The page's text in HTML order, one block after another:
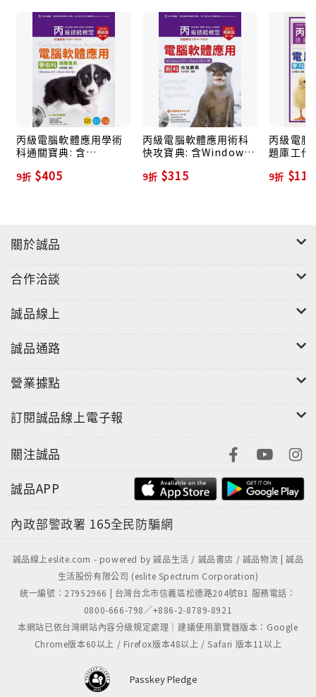
丙級電腦軟體應用學術
科通關寶典: 含
(2015年版/Windows
9折 $405
丙級電腦軟體應用術科
快攻寶典: 含Windows
光碟)
9折 $315
丙級電腦
題庫工作
統)
9折 $112
關於誠品
合作洽談
誠品線上
誠品通路
營業據點
訂閱誠品線上電子報
關注誠品
誠品APP
內政部警政署 165全民防騙網
誠品線上eslite.com - powered by 誠品生活 / 誠品書店 / 誠品物流 | 誠品
生活股份有限公司 (eslite Spectrum Corporation)
統一編號：27952966 | 台灣台北市信義區松德路204號B1 服務電話：
0800-666-798／+886-2-8789-8921
本網站已依台灣網站內容分級規定處理｜建議使用瀏覽器版本：Google
Chrome版本60以上 / Firefox版本48以上 / Safari 版本11以上
Passkey Pledge